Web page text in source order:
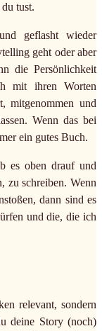
tust.
geflasht wieder
geht oder aber
die Persönlichkeit
mit ihren Worten
mitgenommen und
Wenn das bei
ein gutes Buch.
es oben drauf und
zu schreiben. Wenn
dann sind es
und die, die ich
relevant, sondern
deine Story (noch)